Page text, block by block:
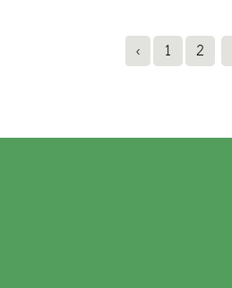
‹ 1 2